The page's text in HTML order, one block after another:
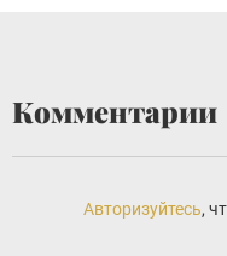
Комментарии
Авторизуйтесь,